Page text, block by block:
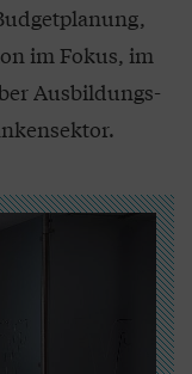
im Fokus, im
Ausbildungs-